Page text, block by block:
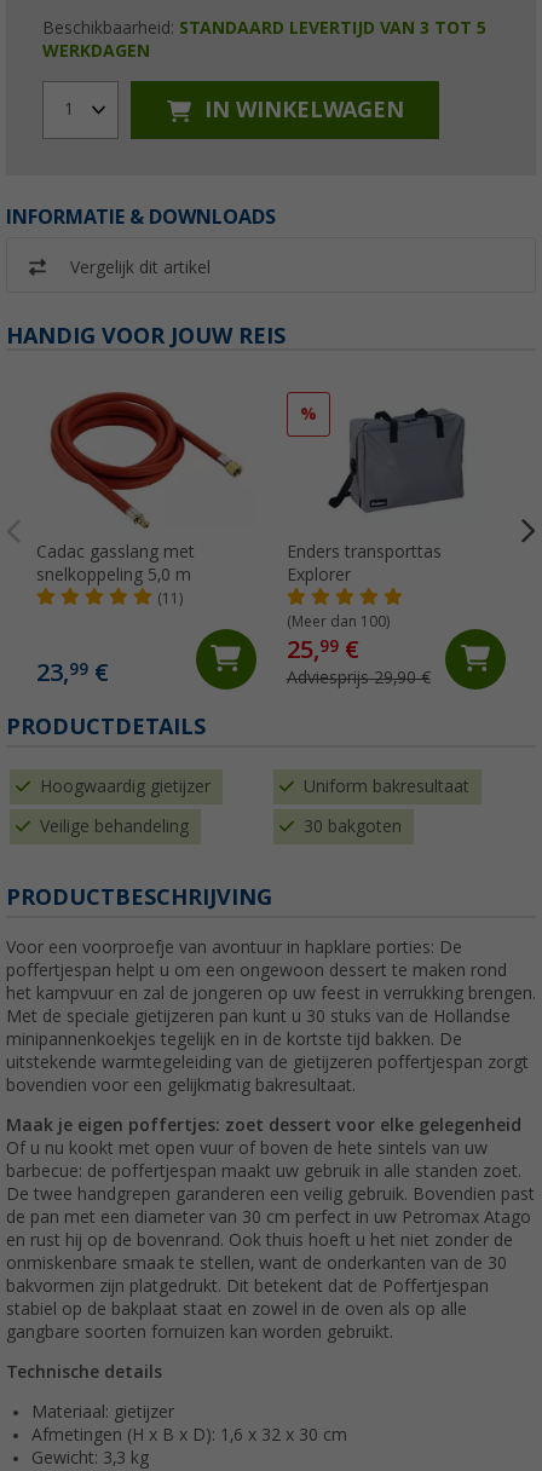
Beschikbaarheid: STANDAARD LEVERTIJD VAN 3 TOT 5
WERKDAGEN
1 IN WINKELWAGEN
INFORMATIE & DOWNLOADS
Vergelijk dit artikel
HANDIG VOOR JOUW REIS
Cadac gasslang met
snelkoppeling 5,0 m
(11)
23,99 €
%
Enders transporttas
Explorer
(Meer dan 100)
25,99€
Adviesprijs 29,90 €
PRODUCTDETAILS
Hoogwaardig gietijzer Uniform bakresultaat
Veilige behandeling 30 bakgoten
PRODUCTBESCHRIJVING
Voor een voorproefje van avontuur in hapklare porties: De
poffertjespan helpt u om een ongewoon dessert te maken rond
het kampvuur en zal de jongeren op uw feest in verrukking brengen.
Met de speciale gietijzeren pan kunt u 30 stuks van de Hollandse
minipannenkoekjes tegelijk en in de kortste tijd bakken. De
uitstekende warmtegeleiding van de gietijzeren poffertjespan zorgt
bovendien voor een gelijkmatig bakresultaat.
Maak je eigen poffertjes: zoet dessert voor elke gelegenheid
Of u nu kookt met open vuur of boven de hete sintels van uw
barbecue: de poffertjespan maakt uw gebruik in alle standen zoet.
De twee handgrepen garanderen een veilig gebruik. Bovendien past
de pan met een diameter van 30 cm perfect in uw Petromax Atago
en rust hij op de bovenrand. Ook thuis hoeft u het niet zonder de
onmiskenbare smaak te stellen, want de onderkanten van de 30
bakvormen zijn platgedrukt. Dit betekent dat de Poffertjespan
stabiel op de bakplaat staat en zowel in de oven als op alle
gangbare soorten fornuizen kan worden gebruikt.
Technische details
Materiaal: gietijzer
Afmetingen (H x B x D): 1,6 x 32 x 30 cm
Gewicht: 3,3 kg